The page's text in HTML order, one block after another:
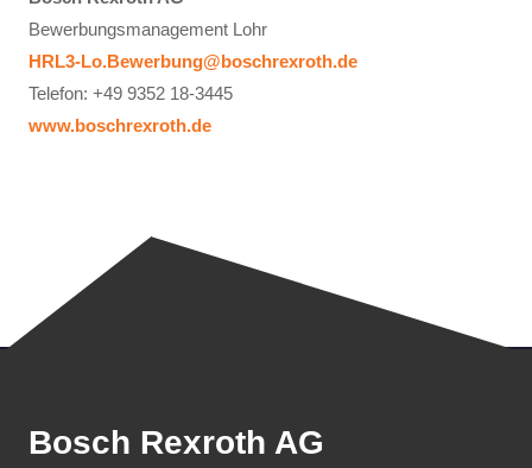
Bewerbungsmanagement Lohr
HRL3-Lo.Bewerbung@boschrexroth.de
Telefon: +49 9352 18-3445
www.boschrexroth.de
Bosch Rexroth AG